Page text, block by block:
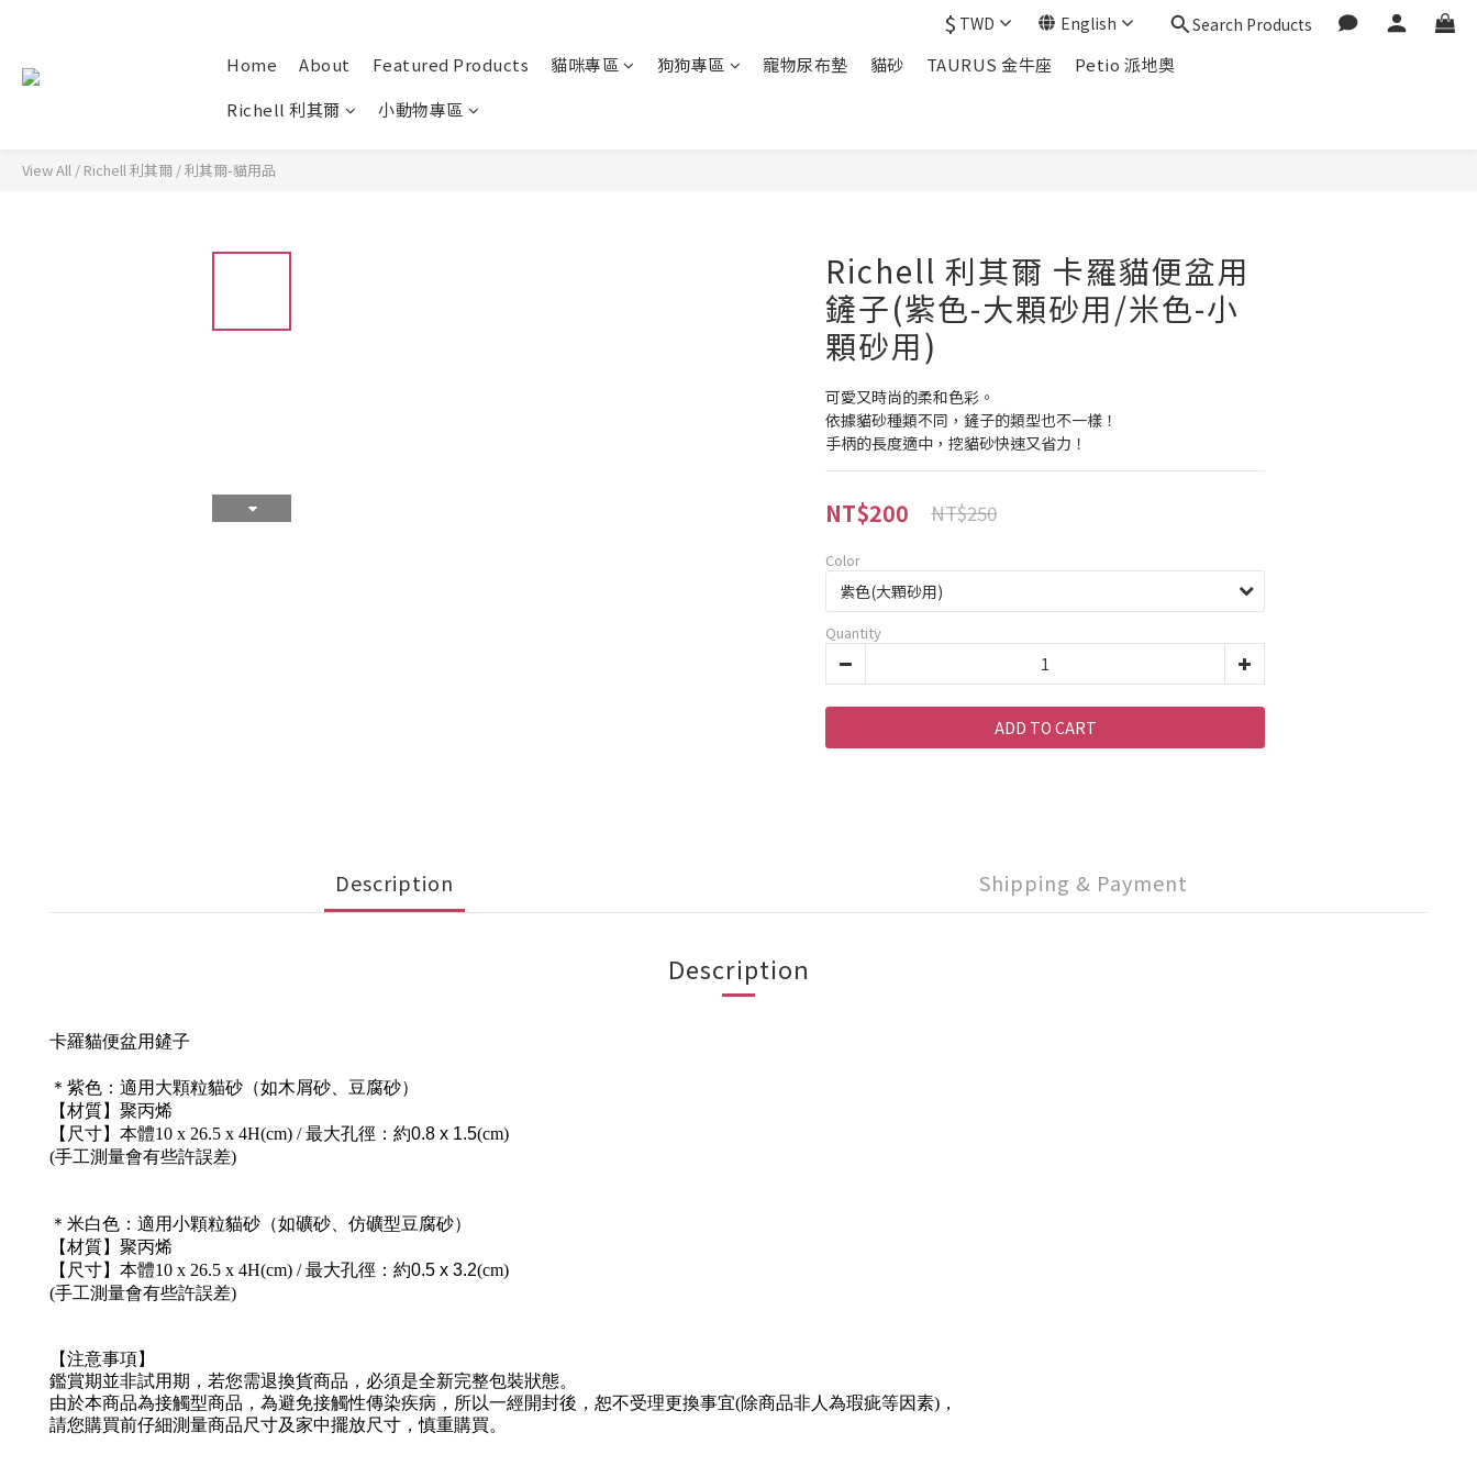
$ TWD English Search Products
Home About Featured Products 貓咪專區 狗狗專區 寵物尿布墊 貓砂 TAURUS 金牛座
Petio 派地奧
Richell 利其爾
小動物專區
View All / Richell 利其爾 /利其爾-貓用品
Richell 利其爾 卡羅貓便盆用
鏟子(紫色-大顆砂用/米色-小
顆砂用)
可愛又時尚的柔和色彩。
依據貓砂種類不同，鏟子的類型也不一樣！
手柄的長度適中，挖貓砂快速又省力！
NT$200 NT$250
Color
Quantity
ADD TO CART
Description Shipping & Payment
Description
卡羅貓便盆用鏟子
＊紫色：適用大顆粒貓砂（如木屑砂、豆腐砂）
【材質】聚丙烯
【尺寸】本體10 x 26.5 x 4H(cm) /最大孔徑： 約0.8 x 1.5(cm)
(手工測量會有些許誤差)
＊米白色：適用小顆粒貓砂（如礦砂、仿礦型豆腐砂）
【材質】聚丙烯
【尺寸】本體10 x 26.5 x 4H(cm) /最大孔徑：約0.5 x 3.2(cm)
(手工測量會有些許誤差)
【注意事項】
鑑賞期並非試用期，若您需退換貨商品，必須是全新完整包裝狀態。
由於本商品為接觸型商品，為避免接觸性傳染疾病，所以一經開封後，恕不受理更換事宜(除商品非人為瑕疵等因素)，
請您購買前仔細測量商品尺寸及家中擺放尺寸，慎重購買。